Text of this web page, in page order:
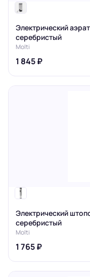
Электрический
серебристый
Molti
1 845 ₽
Электрический
серебристый
Molti
1 765 ₽